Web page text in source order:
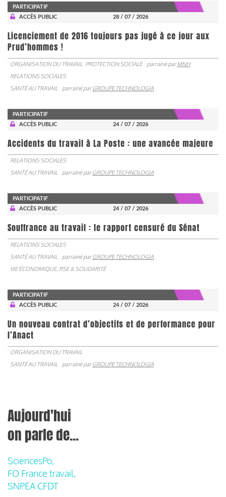
PARTICIPATIF
ACCÈS PUBLIC
28 / 07 / 2026
Licenciement de 2016 toujours pas jugé à ce jour aux
Prud’hommes !
ORGANISATION DU TRAVAIL PROTECTION SOCIALE parrainé parMNH
RELATIONS SOCIALES
SANTÉ AU TRAVAIL
parrainé parGROUPE TECHNOLOGIA
PARTICIPATIF
ACCÈS PUBLIC
24 / 07 / 2026
Accidents du travail à La Poste : une avancée majeure
RELATIONS SOCIALES
SANTÉ AU TRAVAIL
parrainé parGROUPE TECHNOLOGIA
PARTICIPATIF
ACCÈS PUBLIC
24 / 07 / 2026
Souffrance au travail : le rapport censuré du Sénat
RELATIONS SOCIALES
SANTÉ AU TRAVAIL
parrainé parGROUPE TECHNOLOGIA
VIE ÉCONOMIQUE, RSE & SOLIDARITÉ
PARTICIPATIF
ACCÈS PUBLIC
24 / 07 / 2026
Un nouveau contrat d’objectifs et de performance pour
l’Anact
ORGANISATION DU TRAVAIL
SANTÉ AU TRAVAIL
parrainé parGROUPE TECHNOLOGIA
Aujourd'hui
on parle de...
SciencesPo,
FO France travail,
SNPEA CFDT